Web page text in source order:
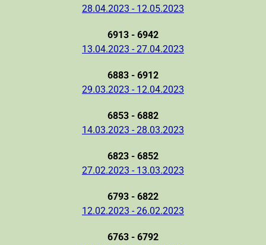
28.04.2023 - 12.05.2023
6913 - 6942
13.04.2023 - 27.04.2023
6883 - 6912
29.03.2023 - 12.04.2023
6853 - 6882
14.03.2023 - 28.03.2023
6823 - 6852
27.02.2023 - 13.03.2023
6793 - 6822
12.02.2023 - 26.02.2023
6763 - 6792